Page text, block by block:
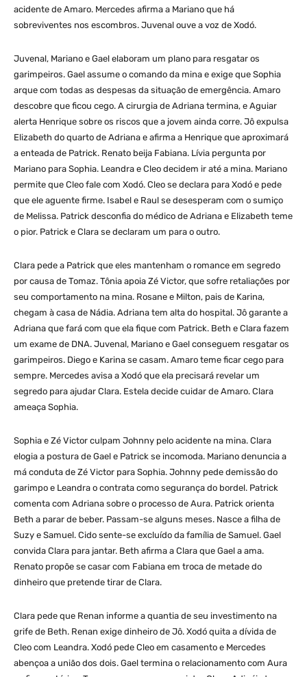
acidente de Amaro. Mercedes afirma a Mariano que há
sobreviventes nos escombros. Juvenal ouve a voz de Xodó.
Juvenal, Mariano e Gael elaboram um plano para resgatar os
garimpeiros. Gael assume o comando da mina e exige que Sophia
arque com todas as despesas da situação de emergência. Amaro
descobre que ficou cego. A cirurgia de Adriana termina, e Aguiar
alerta Henrique sobre os riscos que a jovem ainda corre. Jô expulsa
Elizabeth do quarto de Adriana e afirma a Henrique que aproximará
a enteada de Patrick. Renato beija Fabiana. Lívia pergunta por
Mariano para Sophia. Leandra e Cleo decidem ir até a mina. Mariano
permite que Cleo fale com Xodó. Cleo se declara para Xodó e pede
que ele aguente firme. Isabel e Raul se desesperam com o sumiço
de Melissa. Patrick desconfia do médico de Adriana e Elizabeth teme
o pior. Patrick e Clara se declaram um para o outro.
Clara pede a Patrick que eles mantenham o romance em segredo
por causa de Tomaz. Tônia apoia Zé Victor, que sofre retaliações por
seu comportamento na mina. Rosane e Milton, pais de Karina,
chegam à casa de Nádia. Adriana tem alta do hospital. Jô garante a
Adriana que fará com que ela fique com Patrick. Beth e Clara fazem
um exame de DNA. Juvenal, Mariano e Gael conseguem resgatar os
garimpeiros. Diego e Karina se casam. Amaro teme ficar cego para
sempre. Mercedes avisa a Xodó que ela precisará revelar um
segredo para ajudar Clara. Estela decide cuidar de Amaro. Clara
ameaça Sophia.
Sophia e Zé Victor culpam Johnny pelo acidente na mina. Clara
elogia a postura de Gael e Patrick se incomoda. Mariano denuncia a
má conduta de Zé Victor para Sophia. Johnny pede demissão do
garimpo e Leandra o contrata como segurança do bordel. Patrick
comenta com Adriana sobre o processo de Aura. Patrick orienta
Beth a parar de beber. Passam-se alguns meses. Nasce a filha de
Suzy e Samuel. Cido sente-se excluído da família de Samuel. Gael
convida Clara para jantar. Beth afirma a Clara que Gael a ama.
Renato propõe se casar com Fabiana em troca de metade do
dinheiro que pretende tirar de Clara.
Clara pede que Renan informe a quantia de seu investimento na
grife de Beth. Renan exige dinheiro de Jô. Xodó quita a dívida de
Cleo com Leandra. Xodó pede Cleo em casamento e Mercedes
abençoa a união dos dois. Gael termina o relacionamento com Aura